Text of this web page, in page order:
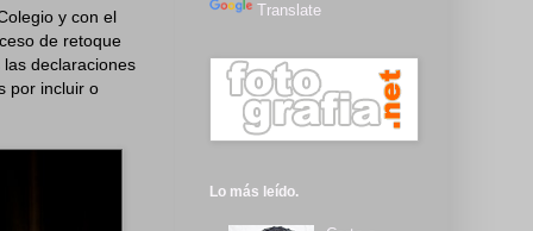
y con el
de retoque
declaraciones
por incluir o
Translate
Lo más leído.